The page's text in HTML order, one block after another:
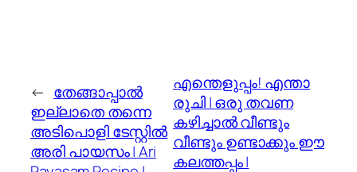
← തേങ്ങാപ്പാൽ
ഇല്ലാതെ തന്നെ
അടിപൊളി ടേസ്റ്റിൽ
അരി പായസം | Ari
എന്തെളുപ്പം! എന്താ
രുചി | ഒരു തവണ
കഴിച്ചാൽ വീണ്ടും
വീണ്ടും ഉണ്ടാക്കും ഈ
കലത്തപ്പം |